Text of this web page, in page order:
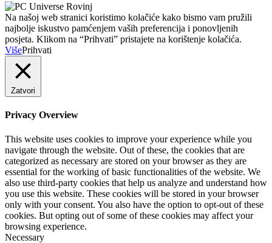
Na našoj web stranici koristimo kolačiće kako bismo vam pružili
najbolje iskustvo pamćenjem vaših preferencija i ponovljenih
posjeta. Klikom na “Prihvati” pristajete na korištenje kolačića.
VišePrihvati
Zatvori
Privacy Overview
This website uses cookies to improve your experience while you
navigate through the website. Out of these, the cookies that are
categorized as necessary are stored on your browser as they are
essential for the working of basic functionalities of the website. We
also use third-party cookies that help us analyze and understand how
you use this website. These cookies will be stored in your browser
only with your consent. You also have the option to opt-out of these
cookies. But opting out of some of these cookies may affect your
browsing experience.
Necessary